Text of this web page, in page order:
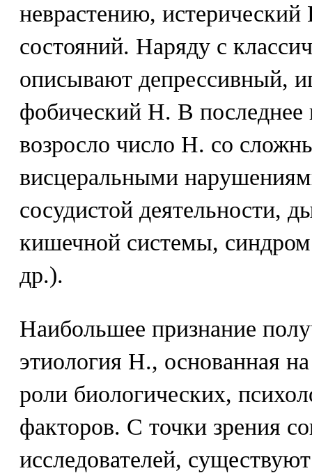
неврастению,
состояний. Наряду с
описывают депрессивный,
фобический Н. В последнее
возросло число Н. со
висцеральными
сосудистой деятельности,
кишечной системы,
др.).
Наибольшее признание
этиология Н., основанная
роли биологических,
факторов. С точки зрения
исследователей,